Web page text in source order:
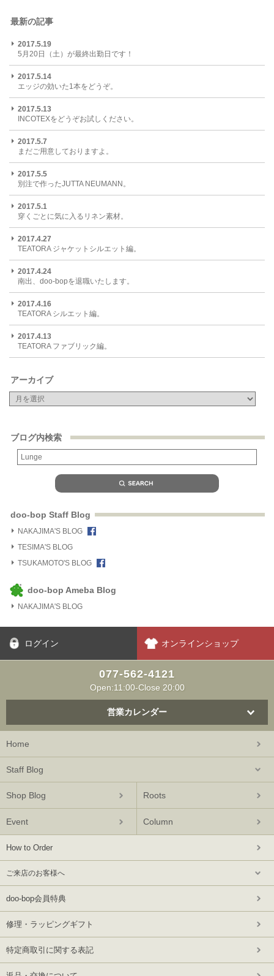
最新の記事
2017.5.19
5月20日（土）が最終出勤日です！
2017.5.14
エッジの効いた1本をどうぞ。
2017.5.13
INCOTEXをどうぞお試しください。
2017.5.7
まだご用意しておりますよ。
2017.5.5
別注で作ったJUTTA NEUMANN。
2017.5.1
穿くごとに気に入るリネン素材。
2017.4.27
TEATORA ジャケットシルエット編。
2017.4.24
南出、doo-bopを退職いたします。
2017.4.16
TEATORA シルエット編。
2017.4.13
TEATORA ファブリック編。
アーカイブ
ブログ内検索
doo-bop Staff Blog
NAKAJIMA'S BLOG
TESIMA'S BLOG
TSUKAMOTO'S BLOG
doo-bop Ameba Blog
NAKAJIMA'S BLOG
ログイン オンラインショップ
077-562-4121
Open:11:00-Close 20:00
営業カレンダー
Home
Staff Blog
Shop Blog Roots
Event Column
How to Order
ご来店のお客様へ
doo-bop会員特典
修理・ラッピングギフト
特定商取引に関する表記